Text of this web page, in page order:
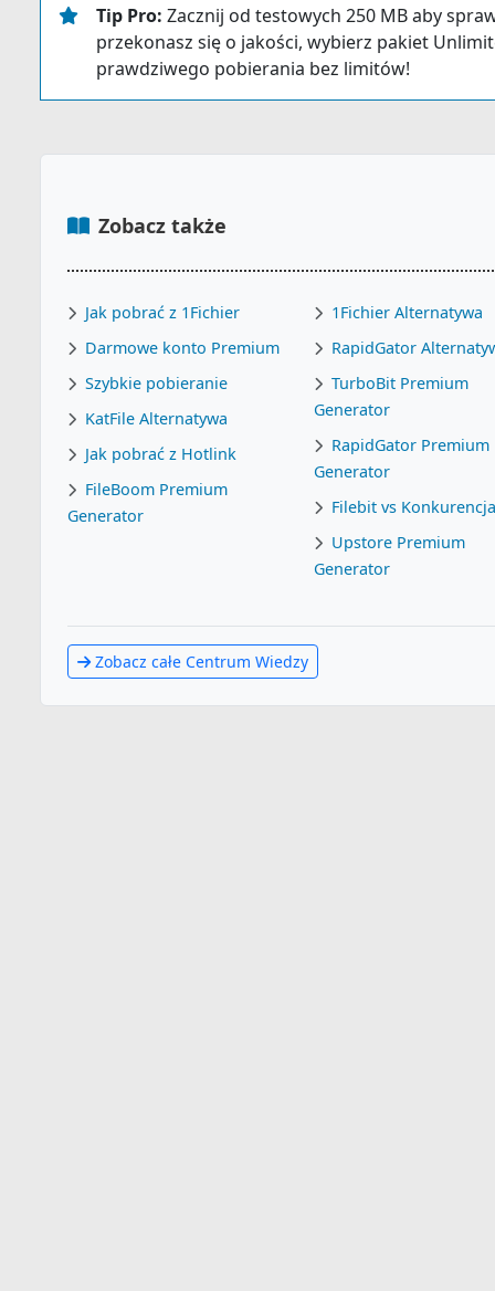
Tip Pro: Zacznij od testowych 250 MB aby
przekonasz się o jakości, wybierz pakiet
prawdziwego pobierania bez limitów!
Zobacz także
Jak pobrać z 1Fichier
Darmowe konto Premium
Szybkie pobieranie
KatFile Alternatywa
Jak pobrać z Hotlink
FileBoom Premium
Generator
1Fichier Alternatywa
RapidGator
TurboBit Premium
Generator
RapidGator Premium
Generator
Filebit vs
Upstore Premium
Generator
Zobacz całe Centrum Wiedzy